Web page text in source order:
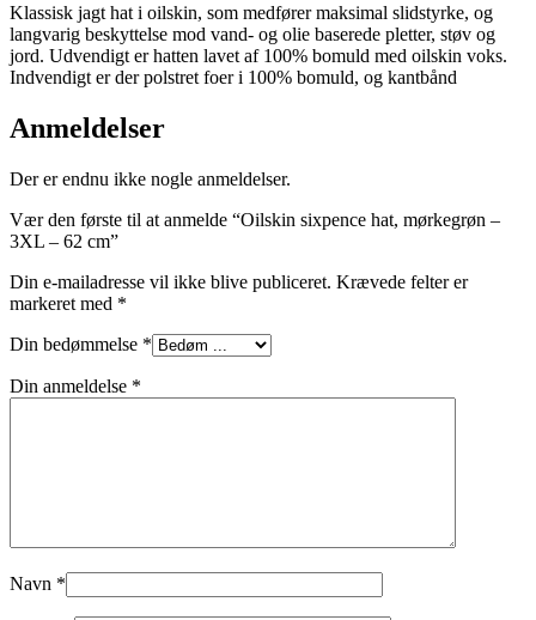
Klassisk jagt hat i oilskin, som medfører maksimal slidstyrke, og
langvarig beskyttelse mod vand- og olie baserede pletter, støv og
jord. Udvendigt er hatten lavet af 100% bomuld med oilskin voks.
Indvendigt er der polstret foer i 100% bomuld, og kantbånd
Anmeldelser
Der er endnu ikke nogle anmeldelser.
Vær den første til at anmelde “Oilskin sixpence hat, mørkegrøn –
3XL – 62 cm”
Din e-mailadresse vil ikke blive publiceret. Krævede felter er
markeret med *
Din bedømmelse *
Din anmeldelse *
Navn *